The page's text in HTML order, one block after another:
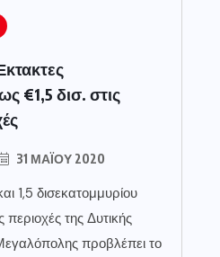
€1,5 δισ. στις
31 ΜΑΪ́ΟΥ 2020
1,5 δισεκατομμυρίου
περιοχές της Δυτικής
προβλέπει το